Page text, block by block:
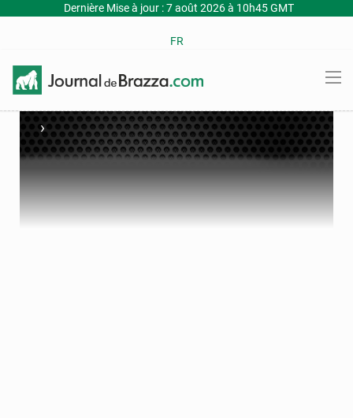
Dernière Mise à jour : 7 août 2026 à 10h45 GMT
FR
›